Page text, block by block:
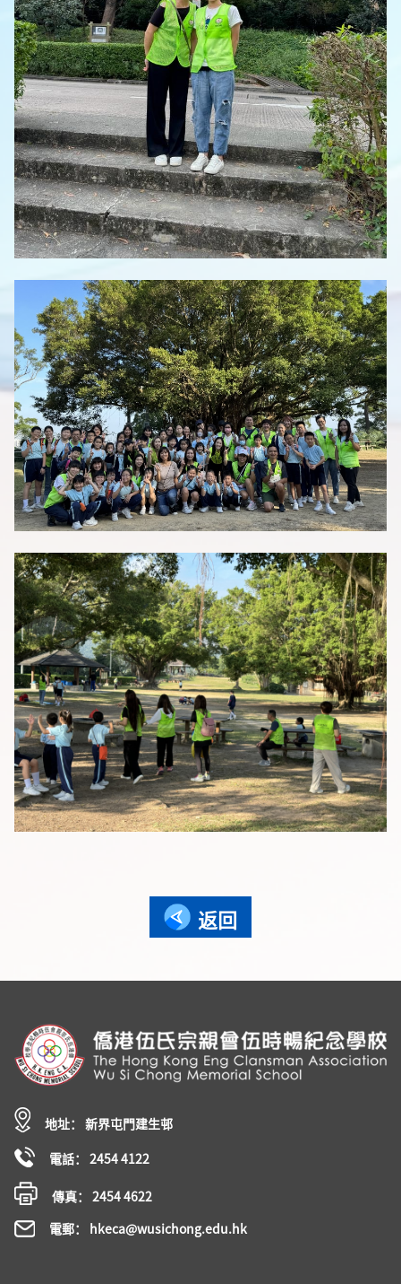
返回
地址： 新界屯門建生邨
電話： 2454 4122
傳真： 2454 4622
電郵： hkeca@wusichong.edu.hk